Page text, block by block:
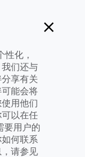
性化，
们还与
享有关
能会将
用他们
以在任
要用户的
何联系
请参见